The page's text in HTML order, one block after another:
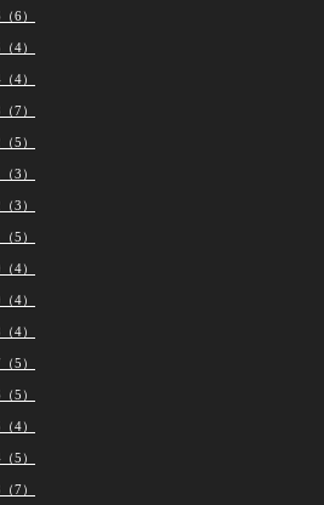
6）
4）
4）
7）
5）
3）
3）
5）
4）
4）
4）
5）
5）
4）
5）
7）